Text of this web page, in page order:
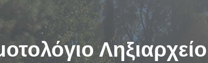
Ληξιαρχείο